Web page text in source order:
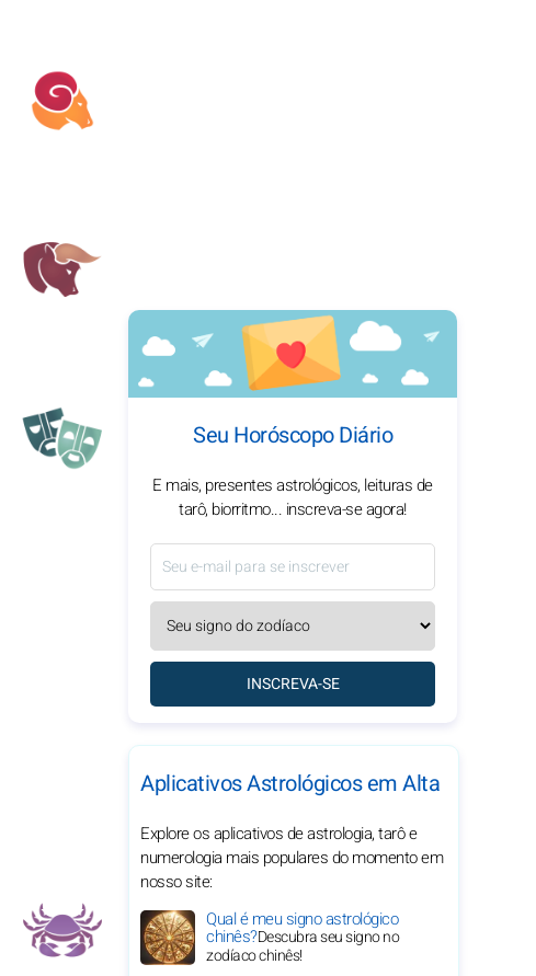
Seu Horóscopo Diário
E mais, presentes astrológicos, leituras de
tarô, biorritmo... inscreva-se agora!
INSCREVA-SE
Aplicativos Astrológicos em Alta
Explore os aplicativos de astrologia, tarô e
numerologia mais populares do momento em
nosso site:
Qual é meu signo astrológico
chinês?Descubra seu signo no
zodíaco chinês!